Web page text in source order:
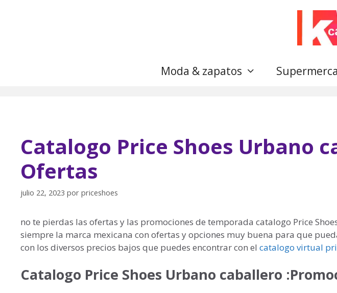
Moda & zapatos
Catalogo Price Shoes Urbano
Ofertas
julio 22, 2023 por priceshoes
no te pierdas las ofertas y las promociones de temporada catalogo Price
siempre la marca mexicana con ofertas y opciones muy buena para que
con los diversos precios bajos que puedes encontrar con el catalogo virtual
Catalogo Price Shoes Urbano caballero